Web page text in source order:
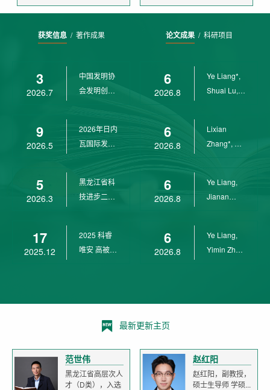
获奖信息/ 著作成果
3
2026.7
中国发明协
会发明创业
9
2026.5
2026年日内
瓦国际发明
5
2026.3
黑龙江省科
技进步二等
17
2025.12
2025 科睿
唯安 高被引
论文成果/ 科研项目
6
2026.8
Ye Liang*,
Shuai Lu,
6
2026.8
Lixian
Zhang*, Ye
6
2026.8
Ye Liang,
Jianan
6
2026.8
Ye Liang,
Yimin Zhu,
最新更新主页
范世伟
黑龙江省高层次人
才（D类），入选
赵红阳
赵红阳，副教授，
硕士生导师 学硕...